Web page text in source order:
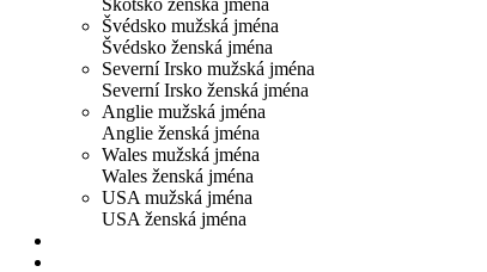
Skotsko ženská jména
Švédsko mužská jména
Švédsko ženská jména
Severní Irsko mužská jména
Severní Irsko ženská jména
Anglie mužská jména
Anglie ženská jména
Wales mužská jména
Wales ženská jména
USA mužská jména
USA ženská jména